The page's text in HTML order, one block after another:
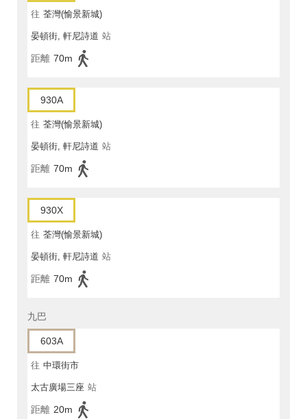
往 荃灣(愉景新城)
晏頓街, 軒尼詩道 站
距離 70m
930A
往 荃灣(愉景新城)
晏頓街, 軒尼詩道 站
距離 70m
930X
往 荃灣(愉景新城)
晏頓街, 軒尼詩道 站
距離 70m
九巴
603A
往 中環街市
太古廣場三座 站
距離 20m